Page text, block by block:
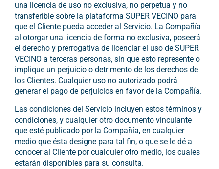
una licencia de uso no exclusiva, no perpetua y no
transferible sobre la plataforma SUPER VECINO para
que el Cliente pueda acceder al Servicio. La Compañía
al otorgar una licencia de forma no exclusiva, poseerá
el derecho y prerrogativa de licenciar el uso de SUPER
VECINO a terceras personas, sin que esto represente o
implique un perjuicio o detrimento de los derechos de
los Clientes. Cualquier uso no autorizado podrá
generar el pago de perjuicios en favor de la Compañía.
Las condiciones del Servicio incluyen estos términos y
condiciones, y cualquier otro documento vinculante
que esté publicado por la Compañía, en cualquier
medio que ésta designe para tal fin, o que se le dé a
conocer al Cliente por cualquier otro medio, los cuales
estarán disponibles para su consulta.